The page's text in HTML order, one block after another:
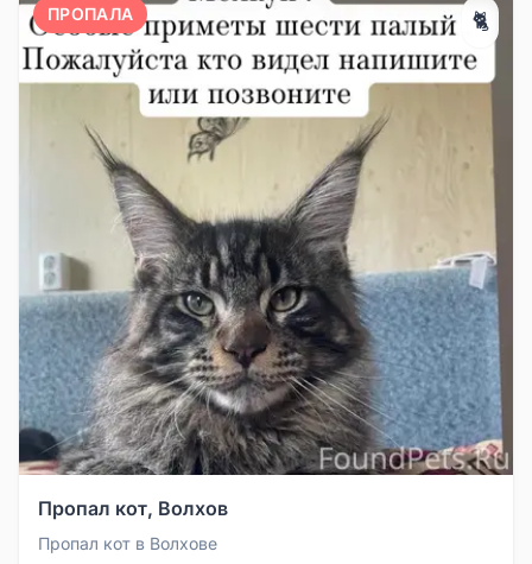
ПРОПАЛА 🐈
Пропал кот, Волхов
Пропал кот в Волхове